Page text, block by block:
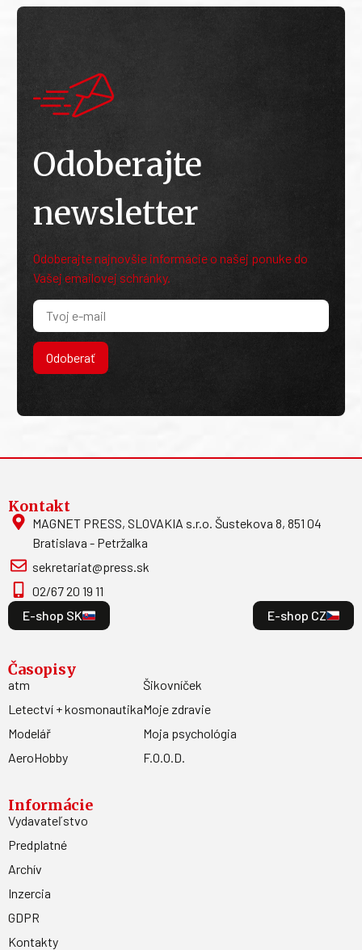
Odoberajte
newsletter
Odoberajte najnovšie informácie o našej ponuke do
Vašej emailovej schránky.
Odoberať
Kontakt
MAGNET PRESS, SLOVAKIA s.r.o. Šustekova 8, 851 04
Bratislava - Petržalka
sekretariat@press.sk
02/67 20 19 11
E-shop SK
E-shop CZ
Časopisy
atm
Letectví + kosmonautika
Modelář
AeroHobby
Šikovníček
Moje zdravie
Moja psychológia
F.O.O.D.
Informácie
Vydavateľstvo
Predplatné
Archív
Inzercia
GDPR
Kontakty